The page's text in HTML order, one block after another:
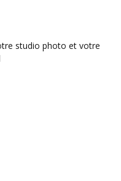
studio photo et votre